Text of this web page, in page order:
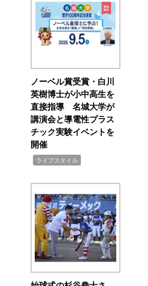
ノーベル賞受賞・白川
英樹博士が小中高生を
直接指導 名城大学が
講演会と導電性プラス
チック実験イベントを
開催
ライフスタイル